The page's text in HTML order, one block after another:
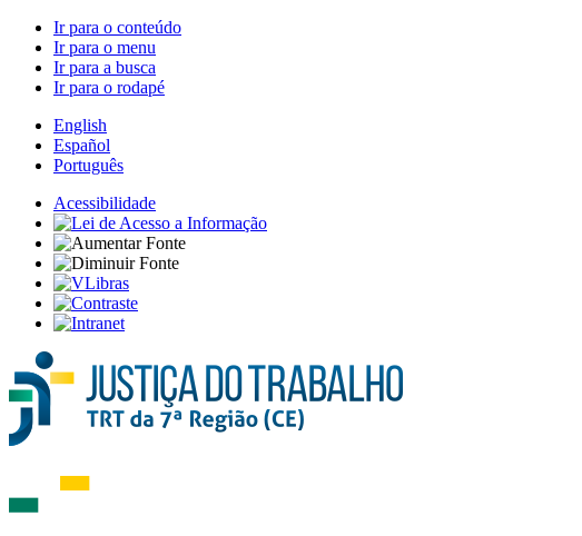
Ir para o conteúdo
Ir para o menu
Ir para a busca
Ir para o rodapé
English
Español
Português
Acessibilidade